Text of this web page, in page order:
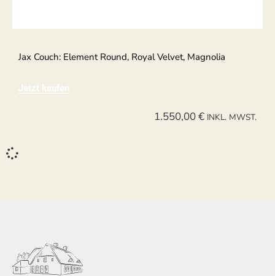
Jax Couch: Element Round, Royal Velvet, Magnolia
Jetzt kaufen
1.550,00€ INKL. MWST.